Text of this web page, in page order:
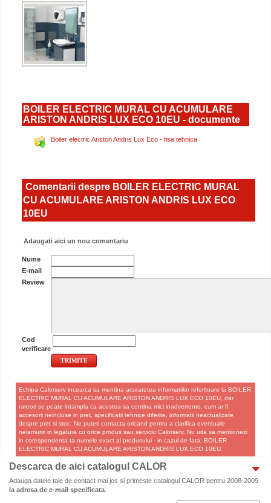
BOILER ELECTRIC MURAL CU ACUMULARE
ARISTON ANDRIS LUX ECO 10EU - documente
Boiler electric Ariston Andris Lux Eco - fisa tehnica
Comentarii despre BOILER ELECTRIC MURAL
CU ACUMULARE ARISTON ANDRIS LUX ECO
10EU
Adaugati aici un nou comentariu
Nume
E-mail
Review
Cod
verificare
Echipa Calorserv incearca sa mentina acuratetea informatiilor referitoare la BOILER
ELECTRIC MURAL CU ACUMULARE ARISTON ANDRIS LUX ECO 10EU, dar
rareori se poate intampla ca acestea sa contina mici inadvertente, cum ar fi:
accesorii neincluse in pret, specificatii tehnice diferite, informatii neactualizate
despre pret si stoc. Ne puteti contacta oricand pentru a clarifica eventuale
nelamuriri in legatura cu orice produs sau serviciu Calorserv. Nu uita sa mentionezi
in corespondenta ta numele exact al produsului - in cazul de fata: BOILER
ELECTRIC MURAL CU ACUMULARE ARISTON ANDRIS LUX ECO 10EU.
Descarca de aici catalogul CALOR
Adauga datele tale de contact mai jos si primeste catalogul CALOR pentru 2008-2009
la adresa de e-mail specificata